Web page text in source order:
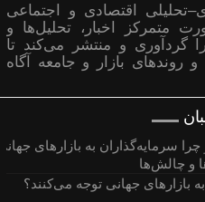
اقتصادی و اجتماعی
سال ۱۳۹۷ به‌صورت متمرکز اخبار، تحلیل‌ها و
گردآوری و منتشر می‌کند تا
روندهای بازار و جامعه آگاه
چرا سرمایه‌گذاران به بازارهای
و چالش‌ها
بازارهای جهانی توجه می‌کنند؟